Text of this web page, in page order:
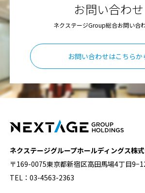
お問い合わせ
ネクステージGroup総合お問い合
お問い合わせはこちらか
ネクステージグループホールディングス株
〒169-0075東京都新宿区高田馬場4丁目
TEL：03-4563-2363